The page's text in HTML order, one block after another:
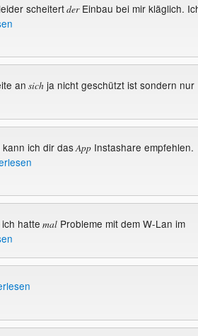
scheitertderEinbau bei mir kläglich.
an sichja nicht geschützt ist sondern nur
ich dir dasAppInstashare empfehlen.
hatte malProbleme mit dem W-Lan im